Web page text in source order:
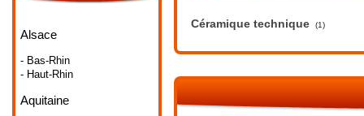
Alsace
- Bas-Rhin
- Haut-Rhin
Aquitaine
Céramique technique (1)